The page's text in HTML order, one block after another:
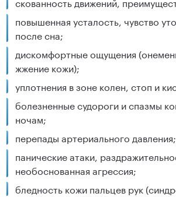
повышенная усталость, чувство
после сна;
дискомфортные ощущения
жжение кожи);
уплотнения в зоне колен, стоп и
болезненные судороги и спазмы
ночам;
перепады артериального давления;
панические атаки,
необоснованная агрессия;
бледность кожи пальцев рук